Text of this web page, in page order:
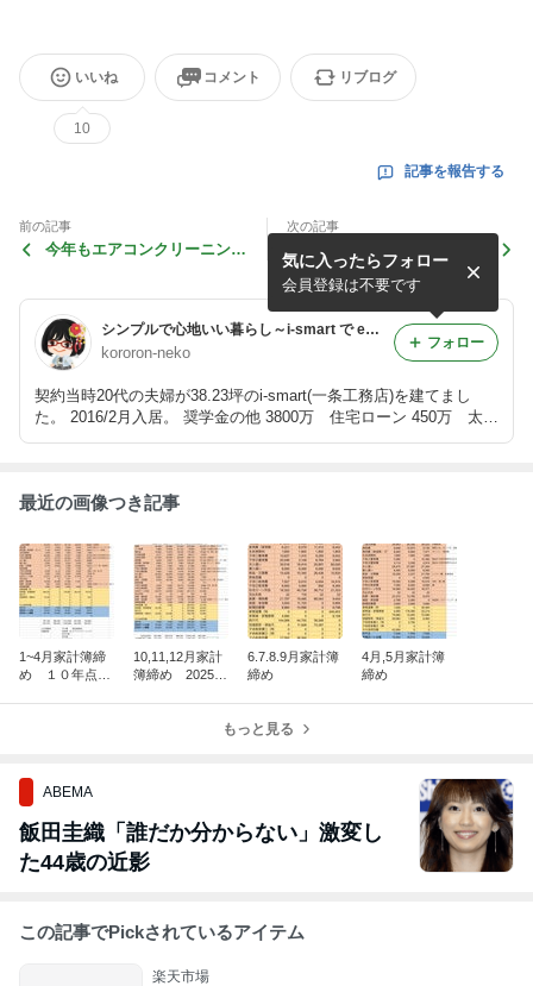
いいね
10
コメント リブログ
記事を報告する
前の記事
今年もエアコンクリーニング
次の記事
毎日かぶる帽子の保管場所を
かえてみた
シンプルで心地いい暮らし～i-smart で enjoy生活!!!～
kororon-neko
契約当時20代の夫婦が38.23坪のi-smart(一条工務店)を建てまし
た。 2016/2月入居。 奨学金の他 3800万 住宅ローン 450万 太陽
気に入ったらフォロー
会員登録は不要です
フォロー
最近の画像つき記事
1~4月家計簿締
め １０年点検
10,11,12月家計
簿締め 2025年
6.7.8.9月家計簿
締め
4月,5月家計簿
締め
もっと見る
ABEMA
飯田圭織「誰だか分からない」激変し
た44歳の近影
この記事でPickされているアイテム
楽天市場